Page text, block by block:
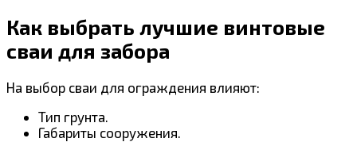
Как выбрать лучшие винтовые
сваи для забора
На выбор сваи для ограждения влияют:
Тип грунта.
Габариты сооружения.